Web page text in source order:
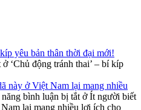
yêu bản thân thời đại mới!
ở ‘Chủ động tránh thai’ – bí kíp
này ở Việt Nam lại mang nhiều
bình luận bị tắt ở Ít người biết
lại mang nhiều lợi ích cho